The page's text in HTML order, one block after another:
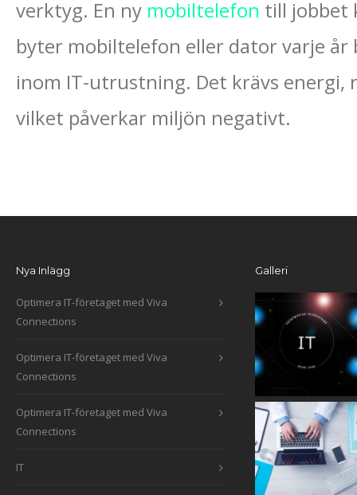
verktyg. En ny mobiltelefon till jobbet
byter mobiltelefon eller dator varje
inom IT-utrustning. Det krävs
vilket påverkar miljön negativt.
Nya Inlägg
Optimera IT-företaget med Viva
Connections
Optimera IT-företaget med Viva
Connections
Optimera IT-företaget med Viva
Connections
IT
Galleri